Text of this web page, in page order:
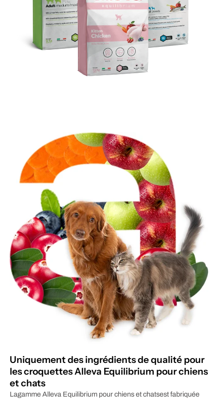
Uniquement des ingrédients de qualité pour
les croquettes Alleva Equilibrium pour chiens
et chats
Lagamme Alleva Equilibrium pour chiens et chatsest fabriquée